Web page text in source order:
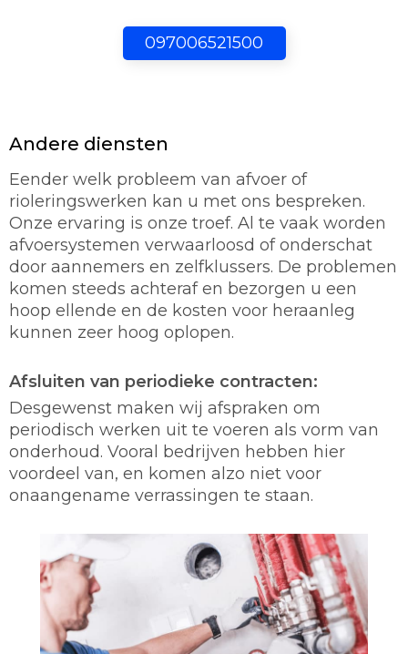
097006521500
Andere diensten
Eender welk probleem van afvoer of
rioleringswerken kan u met ons bespreken.
Onze ervaring is onze troef. Al te vaak worden
afvoersystemen verwaarloosd of onderschat
door aannemers en zelfklussers. De problemen
komen steeds achteraf en bezorgen u een
hoop ellende en de kosten voor heraanleg
kunnen zeer hoog oplopen.
Afsluiten van periodieke contracten:
Desgewenst maken wij afspraken om
periodisch werken uit te voeren als vorm van
onderhoud. Vooral bedrijven hebben hier
voordeel van, en komen alzo niet voor
onaangename verrassingen te staan.